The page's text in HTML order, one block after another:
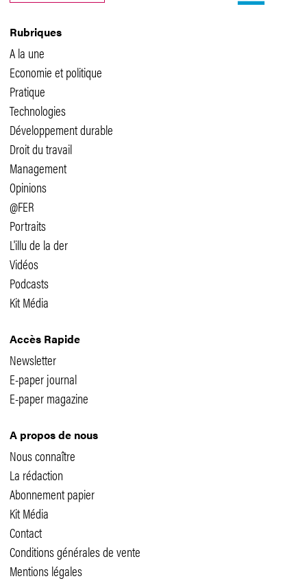
Rubriques
A la une
Economie et politique
Pratique
Technologies
Développement durable
Droit du travail
Management
Opinions
@FER
Portraits
L'illu de la der
Vidéos
Podcasts
Kit Média
Accès Rapide
Newsletter
E-paper journal
E-paper magazine
A propos de nous
Nous connaître
La rédaction
Abonnement papier
Kit Média
Contact
Conditions générales de vente
Mentions légales